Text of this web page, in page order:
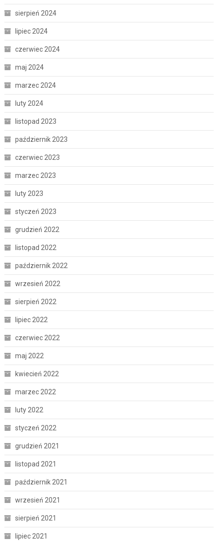
sierpień 2024
lipiec 2024
czerwiec 2024
maj 2024
marzec 2024
luty 2024
listopad 2023
październik 2023
czerwiec 2023
marzec 2023
luty 2023
styczeń 2023
grudzień 2022
listopad 2022
październik 2022
wrzesień 2022
sierpień 2022
lipiec 2022
czerwiec 2022
maj 2022
kwiecień 2022
marzec 2022
luty 2022
styczeń 2022
grudzień 2021
listopad 2021
październik 2021
wrzesień 2021
sierpień 2021
lipiec 2021